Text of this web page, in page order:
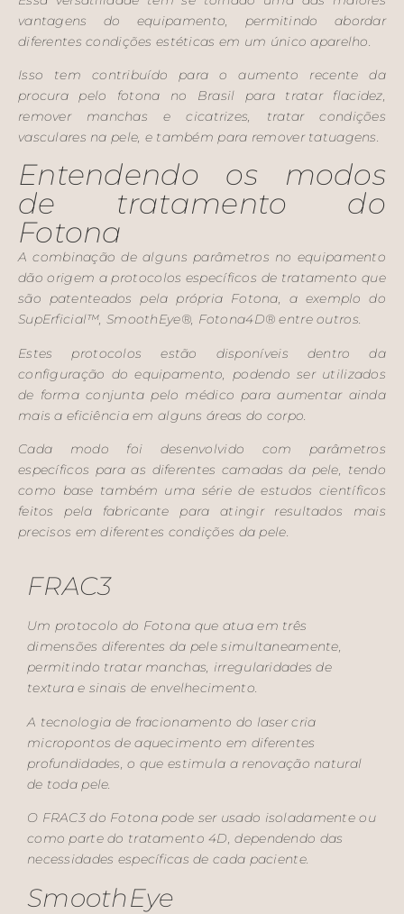
vantagens do equipamento, permitindo abordar
diferentes condições estéticas em um único aparelho.
Isso tem contribuído para o aumento recente da
procura pelo fotona no Brasil para tratar flacidez,
remover manchas e cicatrizes, tratar condições
vasculares na pele, e também para remover tatuagens.
Entendendo os modos
de tratamento do
Fotona
A combinação de alguns parâmetros no equipamento
dão origem a protocolos específicos de tratamento que
são patenteados pela própria Fotona, a exemplo do
SupErficial™,SmoothEye®, Fotona4D® entre outros.
Estes protocolos estão disponíveis dentro da
configuração do equipamento, podendo ser utilizados
de forma conjunta pelo médico para aumentar ainda
mais a eficiência em alguns áreas do corpo.
Cada modo foi desenvolvido com parâmetros
específicos para as diferentes camadas da pele, tendo
como base também uma série de estudos científicos
feitos pela fabricante para atingir resultados mais
precisos em diferentes condições da pele.
FRAC3
Um protocolo do Fotona que atua em três
dimensões diferentes da pele simultaneamente,
permitindo tratar manchas, irregularidades de
textura e sinais de envelhecimento.
A tecnologia de fracionamento do laser cria
micropontos de aquecimento em diferentes
profundidades, o que estimula a renovação natural
de toda pele.
O FRAC3 do Fotona pode ser usado isoladamente ou
como parte do tratamento 4D, dependendo das
necessidades específicas de cada paciente.
SmoothEye